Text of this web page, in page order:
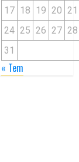
17 18 19 20 21
24 25 26 27 28
31
« Tem